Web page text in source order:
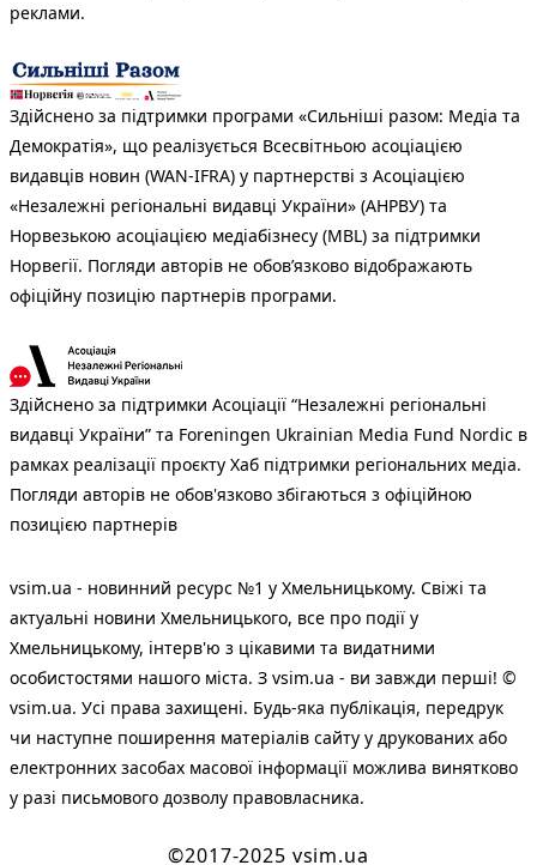
реклами.
Здійснено за підтримки програми «Сильніші разом: Медіа та
Демократія», що реалізується Всесвітньою асоціацією
видавців новин (WAN-IFRA) у партнерстві з Асоціацією
«Незалежні регіональні видавці України» (АНРВУ) та
Норвезькою асоціацією медіабізнесу (MBL) за підтримки
Норвегії. Погляди авторів не обов’язково відображають
офіційну позицію партнерів програми.
Здійснено за підтримки Асоціації “Незалежні регіональні
видавці України” та Foreningen Ukrainian Media Fund Nordic в
рамках реалізації проєкту Хаб підтримки регіональних медіа.
Погляди авторів не обов'язково збігаються з офіційною
позицією партнерів
vsim.ua - новинний ресурс №1 у Хмельницькому. Свіжі та
актуальні новини Хмельницького, все про події у
Хмельницькому, інтерв'ю з цікавими та видатними
особистостями нашого міста. З vsim.ua - ви завжди перші! ©
vsim.ua. Усі права захищені. Будь-яка публiкацiя, передрук
чи наступне поширення матеріалів сайту у друкованих або
електронних засобах масової інформації можлива винятково
у разі письмового дозволу правовласника.
©2017-2025 vsim.ua